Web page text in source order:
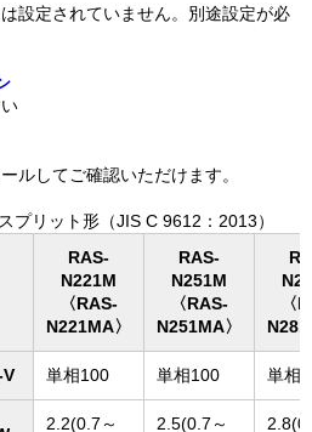
設定されていません。別途設定が必
ルしてご確認いただけます。
プリット形（JIS C 9612：2013）
RAS-
N221M
〈RAS-
N221MA〉
RAS-
N251M
〈RAS-
N251MA〉
〈
単相100 単相100 単相
2.2(0.7～
2.5(0.7～